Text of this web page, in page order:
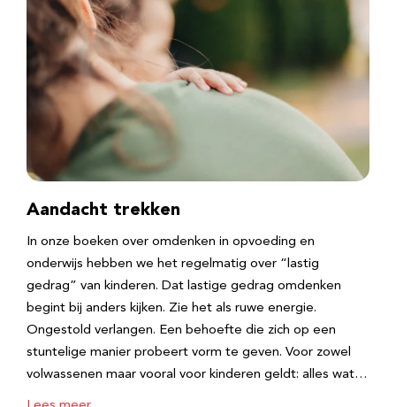
Aandacht trekken
In onze boeken over omdenken in opvoeding en
onderwijs hebben we het regelmatig over “lastig
gedrag” van kinderen. Dat lastige gedrag omdenken
begint bij anders kijken. Zie het als ruwe energie.
Ongestold verlangen. Een behoefte die zich op een
stuntelige manier probeert vorm te geven. Voor zowel
volwassenen maar vooral voor kinderen geldt: alles wat…